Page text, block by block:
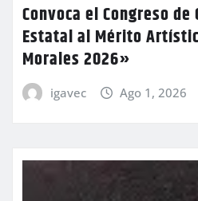
Convoca el Congreso
Estatal al Mérito
Morales 2026»
igavec Ago 1, 2026